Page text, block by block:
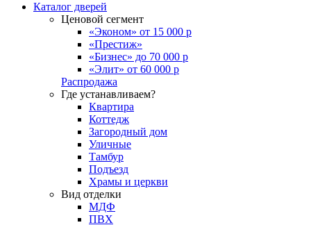
Каталог дверей
Ценовой сегмент
«Эконом» от 15 000 р
«Престиж»
«Бизнес» до 70 000 р
«Элит» от 60 000 р
Распродажа
Где устанавливаем?
Квартира
Коттедж
Загородный дом
Уличные
Тамбур
Подъезд
Храмы и церкви
Вид отделки
МДФ
ПВХ